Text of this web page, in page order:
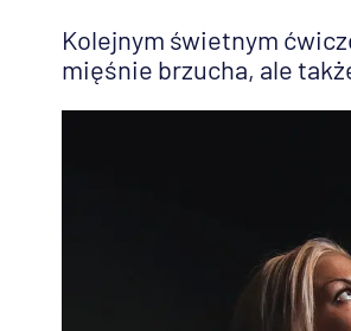
Kolejnym świetnym
mięśnie brzucha, ale